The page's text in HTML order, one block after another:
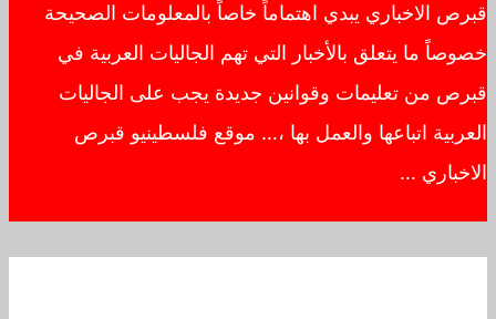
قبرص الاخباري يبدي اهتماماً خاصاً بالمعلومات الصحيحة
خصوصاً ما يتعلق بالأخبار التي تهم الجاليات العربية في
قبرص من تعليمات وقوانين جديدة يجب على الجاليات
العربية اتباعها والعمل بها ،… موقع فلسطينيو قبرص
الاخباري …